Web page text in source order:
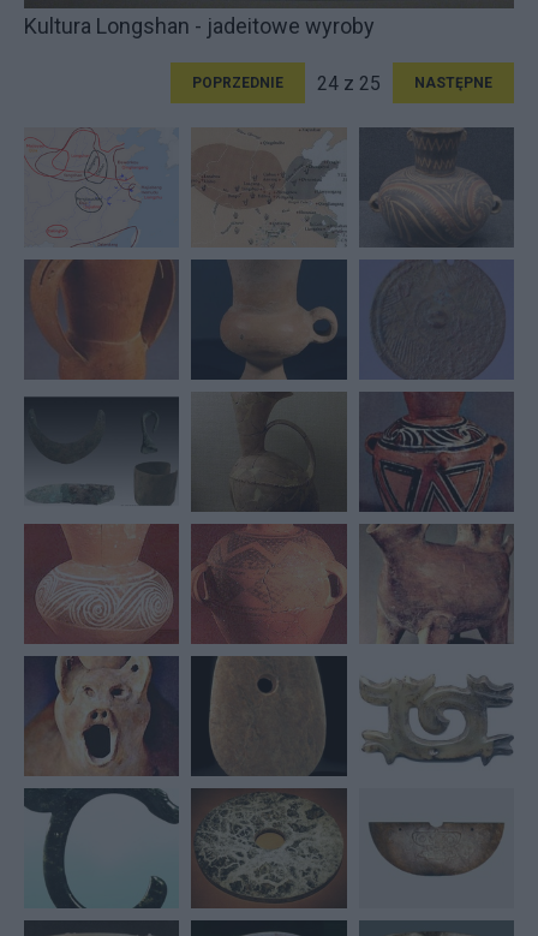
Kultura Longshan - jadeitowe wyroby
POPRZEDNIE 24 z 25 NASTĘPNE